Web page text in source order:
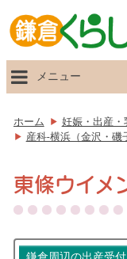
メニュー
ホーム 妊娠・出産・
産科-横浜（金沢・磯
東條ウイメ